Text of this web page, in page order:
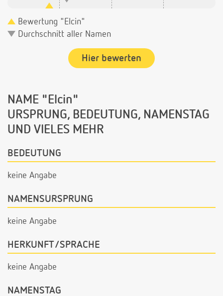
Bewertung "Elcin"
Durchschnitt aller Namen
Hier bewerten
NAME "Elcin"
URSPRUNG, BEDEUTUNG, NAMENSTAG
UND VIELES MEHR
BEDEUTUNG
keine Angabe
NAMENSURSPRUNG
keine Angabe
HERKUNFT/SPRACHE
keine Angabe
NAMENSTAG